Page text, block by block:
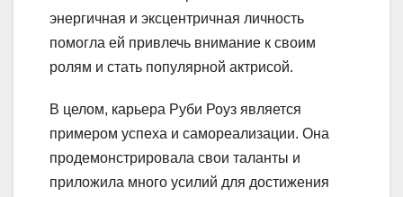
энергичная и эксцентричная личность
помогла ей привлечь внимание к своим
ролям и стать популярной актрисой.
В целом, карьера Руби Роуз является
примером успеха и самореализации. Она
продемонстрировала свои таланты и
приложила много усилий для достижения